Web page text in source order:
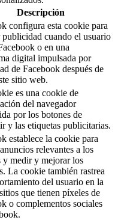
Descripción
configura esta cookie para
publicidad cuando el usuario
o en una
digital impulsada por
de Facebook después de
sitio web.
es una cookie de
del navegador
por los botones de
y las etiquetas publicitarias.
establece la cookie para
relevantes a los
y medir y mejorar los
La cookie también rastrea
del usuario en la
que tienen píxeles de
o complementos sociales